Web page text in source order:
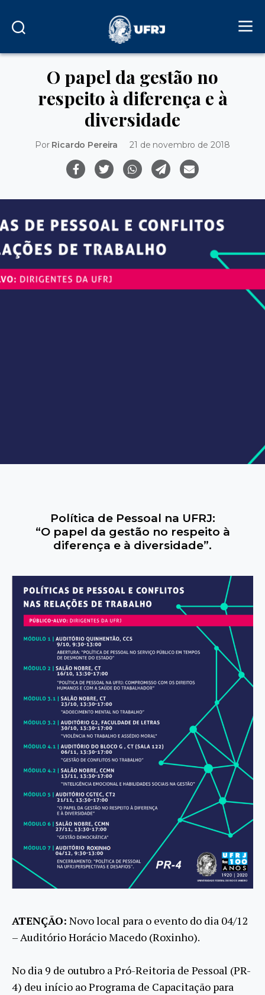
O papel da gestão no
respeito à diferença e à
diversidade
Por Ricardo Pereira 21 de novembro de 2018
Política de Pessoal na UFRJ:
“O papel da gestão no respeito à
diferença e à diversidade”.
ATENÇÃO: Novo local para o evento do dia 04/12
– Auditório Horácio Macedo (Roxinho).
No dia 9 de outubro a Pró-Reitoria de Pessoal (PR-
4) deu início ao Programa de Capacitação para